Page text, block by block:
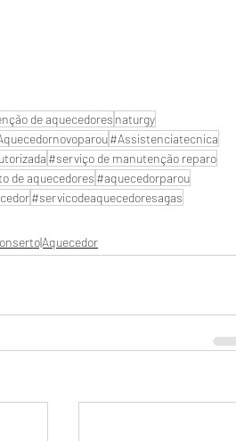
de aquecedores naturgy
#Assistenciatecnica
#serviço de manutenção reparo
de aquecedores #aquecedorparou
#servicodeaquecedoresagas